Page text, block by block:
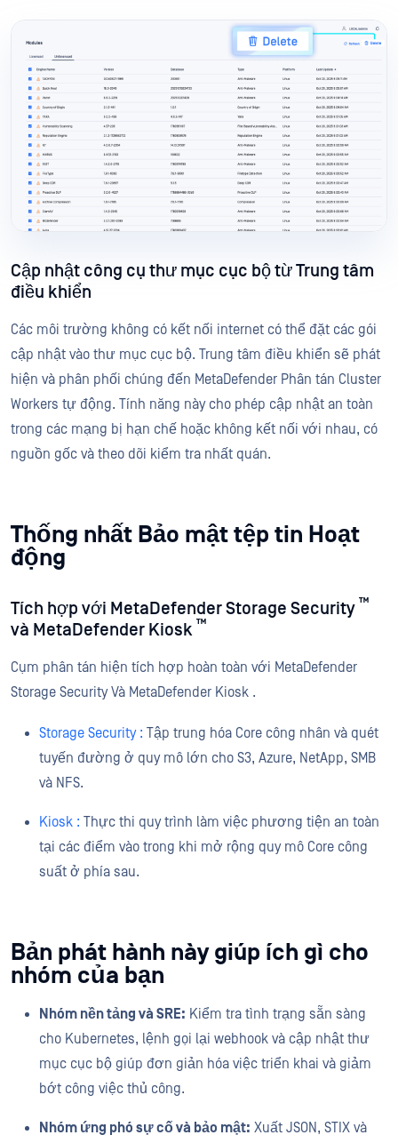
Cập nhật công cụ thư mục cục bộ từ Trung tâm
điều khiển
Các môi trường không có kết nối internet có thể đặt các gói
cập nhật vào thư mục cục bộ. Trung tâm điều khiển sẽ phát
hiện và phân phối chúng đến MetaDefender Phân tán Cluster
Workers tự động. Tính năng này cho phép cập nhật an toàn
trong các mạng bị hạn chế hoặc không kết nối với nhau, có
nguồn gốc và theo dõi kiểm tra nhất quán.
Thống nhất Bảo mật tệp tin Hoạt
động
Tích hợp với MetaDefender Storage Security ™
và MetaDefender Kiosk ™
Cụm phân tán hiện tích hợp hoàn toàn với MetaDefender
Storage Security Và MetaDefender Kiosk .
Storage Security : Tập trung hóa Core công nhân và quét
tuyến đường ở quy mô lớn cho S3, Azure, NetApp, SMB
và NFS.
Kiosk : Thực thi quy trình làm việc phương tiện an toàn
tại các điểm vào trong khi mở rộng quy mô Core công
suất ở phía sau.
Bản phát hành này giúp ích gì cho
nhóm của bạn
Nhóm nền tảng và SRE: Kiểm tra tình trạng sẵn sàng
cho Kubernetes, lệnh gọi lại webhook và cập nhật thư
mục cục bộ giúp đơn giản hóa việc triển khai và giảm
bớt công việc thủ công.
Nhóm ứng phó sự cố và bảo mật: Xuất JSON, STIX và